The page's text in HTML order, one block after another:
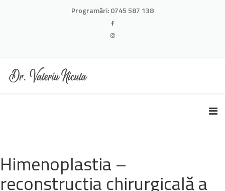
Programări:0745 587 138
Himenoplastia –
reconstrucția chirurgicală a